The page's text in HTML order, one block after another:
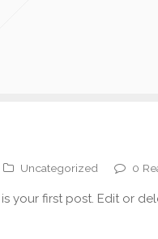
Uncategorized 0
your first post. Edit or